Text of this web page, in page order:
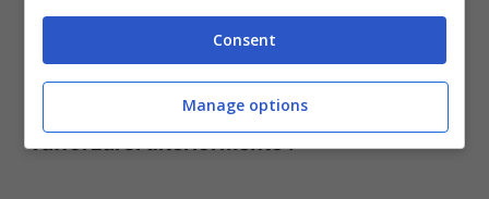
suo intervento ha ringraziato anche le due
sigle assenti per lo spirito di“leale e franca
collaborazione con l’auspicio che possa
rafforzarsi ulteriormente”.
Consent
Manage options